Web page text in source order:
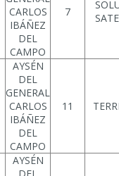
CARLOS
IBÁÑEZ
DEL
CAMPO
7
AYSÉN
DEL
GENERAL
CARLOS
IBÁÑEZ
DEL
CAMPO
11
AYSÉN